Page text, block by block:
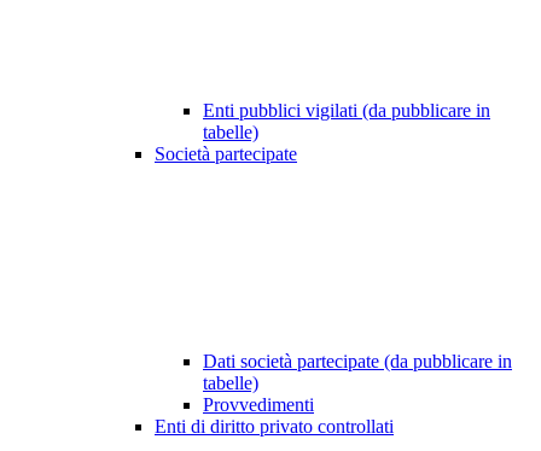
Enti pubblici vigilati (da pubblicare in
tabelle)
Società partecipate
Dati società partecipate (da pubblicare in
tabelle)
Provvedimenti
Enti di diritto privato controllati